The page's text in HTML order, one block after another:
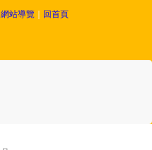
網站導覽 回首頁